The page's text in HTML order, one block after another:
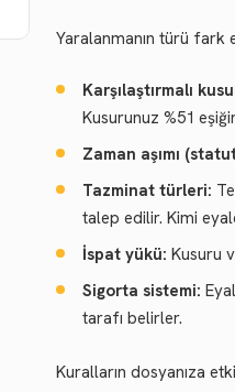
Yaralanmanın türü fark
Karşılaştırmalı
Kusurunuz %51
Zaman aşımı
Tazminat türleri:
talep edilir. Kimi
İspat yükü: Kusuru
Sigorta sistemi:
tarafı belirler.
Kuralların dosyanıza